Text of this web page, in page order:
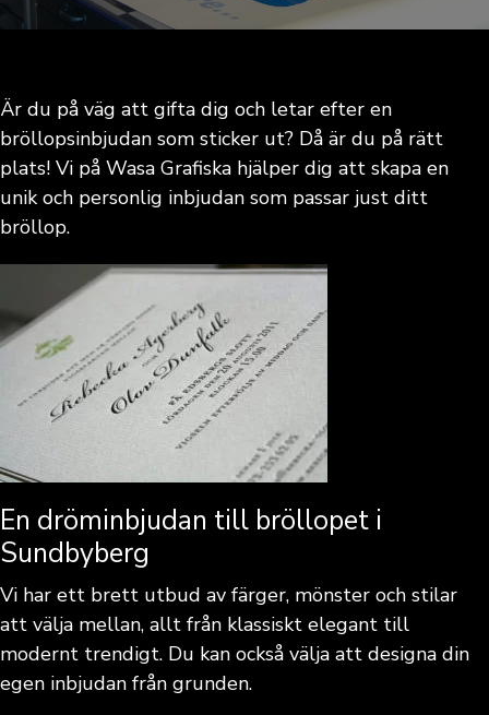
Är du på väg att gifta dig och letar efter en
bröllopsinbjudan som sticker ut? Då är du på rätt
plats! Vi på Wasa Grafiska hjälper dig att skapa en
unik och personlig inbjudan som passar just ditt
bröllop.
En dröminbjudan till bröllopet i
Sundbyberg
Vi har ett brett utbud av färger, mönster och stilar
att välja mellan, allt från klassiskt elegant till
modernt trendigt. Du kan också välja att designa din
egen inbjudan från grunden.